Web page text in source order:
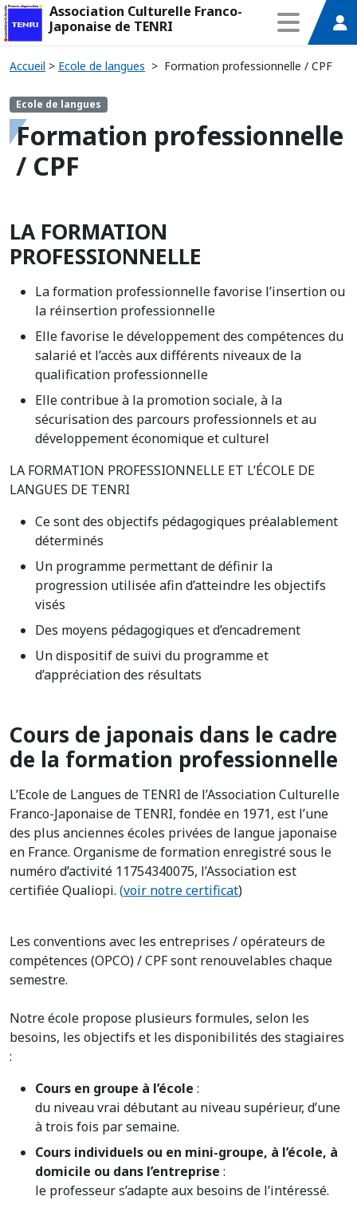
Association Culturelle Franco-
Japonaise de TENRI
Accueil > Ecole de langues > Formation professionnelle / CPF
Ecole de langues
Formation professionnelle
/ CPF
LA FORMATION
PROFESSIONNELLE
La formation professionnelle favorise l’insertion ou
la réinsertion professionnelle
Elle favorise le développement des compétences du
salarié et l’accès aux différents niveaux de la
qualification professionnelle
Elle contribue à la promotion sociale, à la
sécurisation des parcours professionnels et au
développement économique et culturel
LA FORMATION PROFESSIONNELLE ET L’ÉCOLE DE
LANGUES DE TENRI
Ce sont des objectifs pédagogiques préalablement
déterminés
Un programme permettant de définir la
progression utilisée afin d’atteindre les objectifs
visés
Des moyens pédagogiques et d’encadrement
Un dispositif de suivi du programme et
d’appréciation des résultats
Cours de japonais dans le cadre
de la formation professionnelle
L’Ecole de Langues de TENRI de l’Association Culturelle
Franco-Japonaise de TENRI, fondée en 1971, est l’une
des plus anciennes écoles privées de langue japonaise
en France. Organisme de formation enregistré sous le
numéro d’activité 11754340075, l’Association est
certifiée Qualiopi. (voir notre certificat)
Les conventions avec les entreprises / opérateurs de
compétences (OPCO) / CPF sont renouvelables chaque
semestre.
Notre école propose plusieurs formules, selon les
besoins, les objectifs et les disponibilités des stagiaires
:
Cours en groupe à l’école :
du niveau vrai débutant au niveau supérieur, d’une
à trois fois par semaine.
Cours individuels ou en mini-groupe, à l’école, à
domicile ou dans l’entreprise :
le professeur s’adapte aux besoins de l’intéressé.